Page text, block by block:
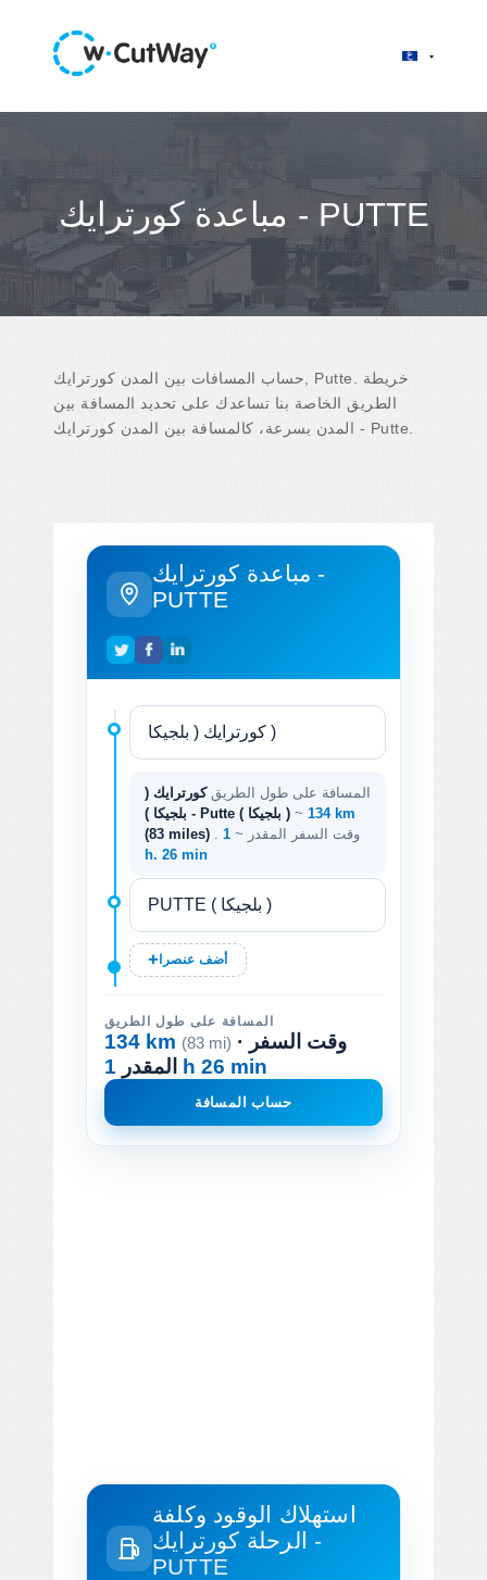
مباعدة كورترايك - PUTTE
حساب المسافات بين المدن كورترايك, Putte. خريطة
الطريق الخاصة بنا تساعدك على تحديد المسافة بين
المدن بسرعة، كالمسافة بين المدن كورترايك - Putte.
مباعدة كورترايك -
PUTTE
المسافة على طول الطريقكورترايك (
بلجيكا ) - Putte ( بلجيكا ) ~
134 km
(83 miles)
. وقت السفر المقدر ~ 1
h. 26 min
أضف عنصرا
المسافة على طول الطريق
134 km (83 mi) · وقت السفر
المقدر 1 h 26 min
حساب المسافة
استهلاك الوقود وكلفة
الرحلة كورترايك -
PUTTE